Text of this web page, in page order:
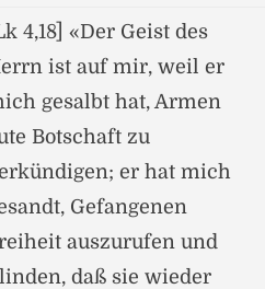
4,18] «Der Geist des
ist auf mir, weil er
gesalbt hat, Armen
Botschaft zu
er hat mich
Gefangenen
auszurufen und
daß sie wieder